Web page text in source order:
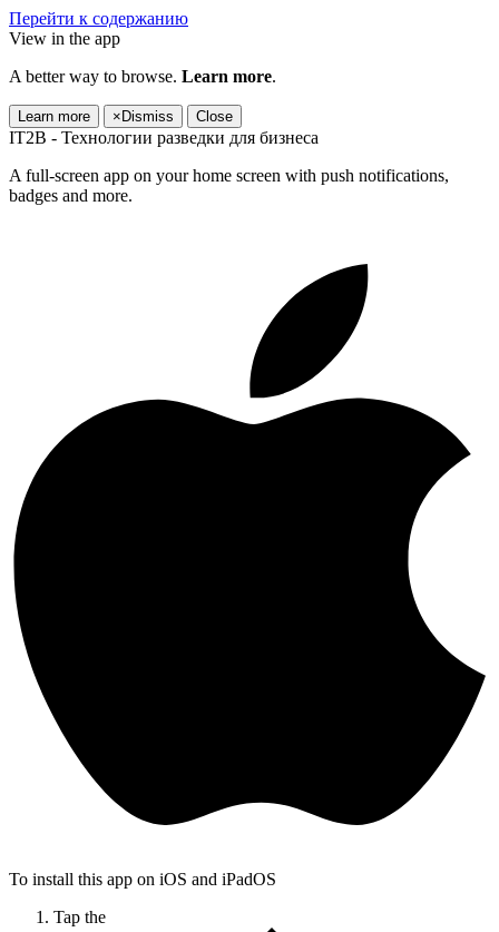
Перейти к содержанию
View in the app
A better way to browse. Learn more.
Learn more × Dismiss Close
IT2B - Технологии разведки для бизнеса
A full-screen app on your home screen with push notifications,
badges and more.
To install this app on iOS and iPadOS
Tap the